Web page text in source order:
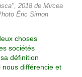
2018 de Mircea
Éric Simon
choses
sociétés
définition
nous différencie et